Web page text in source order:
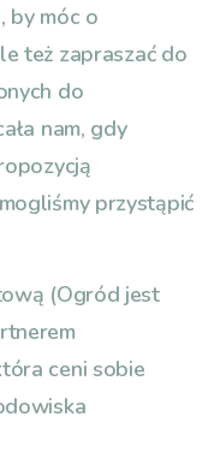
by móc o
też zapraszać do
do
nam, gdy
przystąpić
(Ogród jest
ceni sobie